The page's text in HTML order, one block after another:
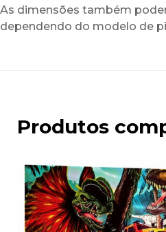
As dimensões também
dependendo do modelo de
Produtos